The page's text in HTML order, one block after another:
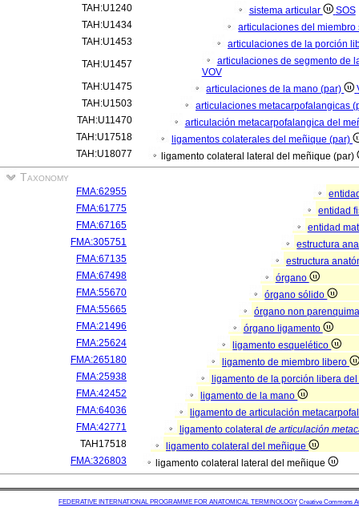
TAH:U1240
sistema articular
SOS
TAH:U1434
articulaciones del
TAH:U1453
articulaciones de la porción
TAH:U1457
articulaciones de segmento de
VOV
TAH:U1475
articulaciones de la mano (par)
TAH:U1503
articulaciones metacarpofalangicas
TAH:U11470
articulación metacarpofalangica del
TAH:U17518
ligamentos colaterales del meñique (par)
TAH:U18077
ligamento colateral lateral del meñique (par)
Taxonomy
FMA:62955
FMA:61775
entidad
FMA:67165
entidad
FMA:305751
estructura
FMA:67135
estructura
FMA:67498
órgano
FMA:55670
órgano sólido
FMA:55665
órgano non
FMA:21496
órgano ligamento
FMA:25624
ligamento esquelético
FMA:265180
ligamento de miembro libero
FMA:25938
ligamento de la porción libera
FMA:42452
ligamento de la mano
FMA:64036
ligamento de articulación
FMA:42771
ligamento colateral de articulación
TAH17518
ligamento colateral del meñique
FMA:326803
ligamento colateral lateral del meñique
FEDERATIVE INTERNATIONAL PROGRAMME FOR ANATOMICAL TERMINOLOGY Creative Commons